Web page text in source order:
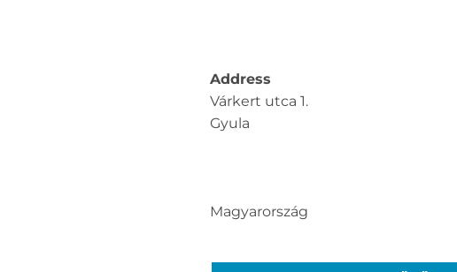
Address
Várkert utca 1.
Gyula
Magyarország